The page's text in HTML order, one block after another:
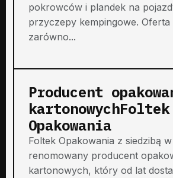
pokrowców i plandek na
przyczepy kempingowe. Oferta
zarówno...
Producent
kartonowychFoltek
Opakowania
Foltek Opakowania z siedzibą
renomowany producent
kartonowych, który od lat